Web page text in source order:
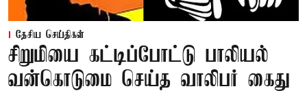
தேசிய செய்திகள்
சிறுமியை கட்டிப்போட்டு பாலியல்
வன்கொடுமை செய்த வாலிபர் கைது